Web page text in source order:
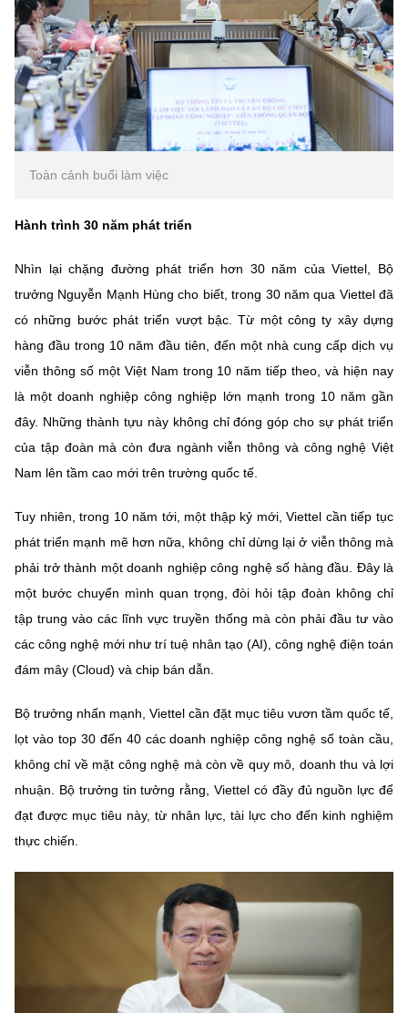
Năng lượng nguyên tử
Nhiệm vụ trọng tâm
Chọn ngôn ngữ
Vietnamese English
BỘ KHOA HỌC VÀ CÔNG NGHỆ
Cơ quan chủ quản: Bộ Khoa học và Công nghệ (MST)
Chịu trách nhiệm nội dung: Nguyễn Thị Hải Hằng
Liên hệ
Địa chỉ: Ban Biên tập Cổng TTĐT - 18 Nguyễn Du, TP. Hà Nội
Điện thoại: 024 3936 9506
Email:stc@mst.gov.vn
(Ghi rõ nguồn "https://mst.gov.vn" khi phát hành lại thông tin từ
website này)
Toàn cảnh buổi làm việc
Hành trình 30 năm phát triển
Nhìn lại chặng đường phát triển hơn 30 năm của Viettel, Bộ
trưởng Nguyễn Mạnh Hùng cho biết, trong 30 năm qua Viettel đã
có những bước phát triển vượt bậc. Từ một công ty xây dựng
hàng đầu trong 10 năm đầu tiên, đến một nhà cung cấp dịch vụ
viễn thông số một Việt Nam trong 10 năm tiếp theo, và hiện nay
là một doanh nghiệp công nghiệp lớn mạnh trong 10 năm gần
đây. Những thành tựu này không chỉ đóng góp cho sự phát triển
của tập đoàn mà còn đưa ngành viễn thông và công nghệ Việt
Nam lên tầm cao mới trên trường quốc tế.
Tuy nhiên, trong 10 năm tới, một thập kỷ mới, Viettel cần tiếp tục
phát triển mạnh mẽ hơn nữa, không chỉ dừng lại ở viễn thông mà
phải trở thành một doanh nghiệp công nghệ số hàng đầu. Đây là
một bước chuyển mình quan trọng, đòi hỏi tập đoàn không chỉ
tập trung vào các lĩnh vực truyền thống mà còn phải đầu tư vào
các công nghệ mới như trí tuệ nhân tạo (AI), công nghệ điện toán
đám mây (Cloud) và chip bán dẫn.
Bộ trưởng nhấn mạnh, Viettel cần đặt mục tiêu vươn tầm quốc tế,
lọt vào top 30 đến 40 các doanh nghiệp công nghệ số toàn cầu,
không chỉ về mặt công nghệ mà còn về quy mô, doanh thu và lợi
nhuận. Bộ trưởng tin tưởng rằng, Viettel có đầy đủ nguồn lực để
đạt được mục tiêu này, từ nhân lực, tài lực cho đến kinh nghiệm
thực chiến.